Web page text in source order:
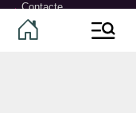
Contacte
Magazine